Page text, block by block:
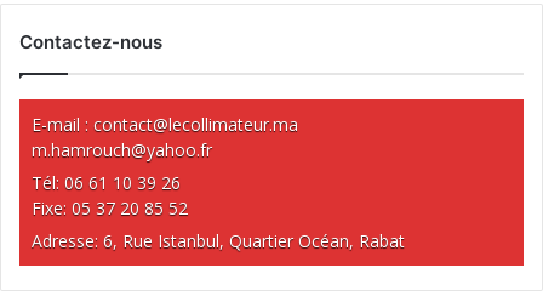
Contactez-nous
E-mail : contact@lecollimateur.ma
m.hamrouch@yahoo.fr
Tél: 06 61 10 39 26
Fixe: 05 37 20 85 52
Adresse: 6, Rue Istanbul, Quartier Océan, Rabat